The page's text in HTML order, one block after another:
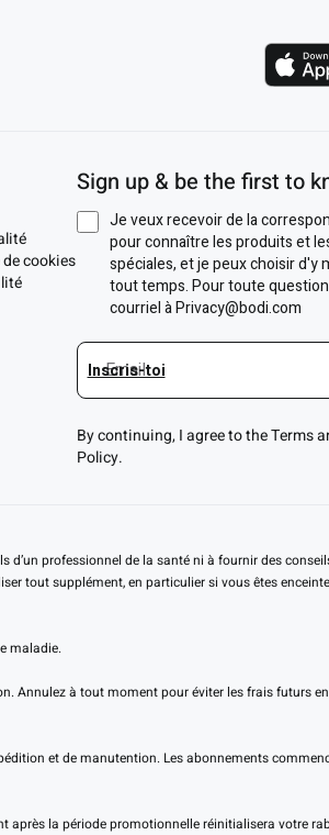
cookies
Sign up & be the first to
By continuing, I agree to the Terms
Policy.
professionnel de la santé ni à fournir des
tout supplément, en particulier si vous êtes
maladie.
Annulez à tout moment pour éviter les frais futurs
et de manutention. Les abonnements
après la période promotionnelle réinitialisera votre